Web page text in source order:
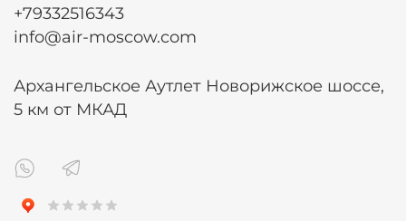
+79332516343
info@air-moscow.com
Архангельское Аутлет Новорижское шоссе,
5 км от МКАД